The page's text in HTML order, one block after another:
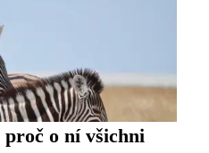
o ní všichni